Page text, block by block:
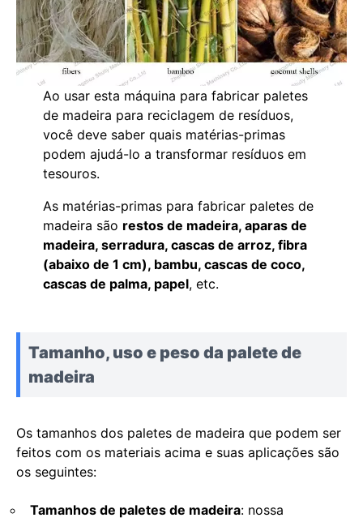
Ao usar esta máquina para fabricar paletes
de madeira para reciclagem de resíduos,
você deve saber quais matérias-primas
podem ajudá-lo a transformar resíduos em
tesouros.
As matérias-primas para fabricar paletes de
madeira são restos de madeira, aparas de
madeira, serradura, cascas de arroz, fibra
(abaixo de 1 cm), bambu, cascas de coco,
cascas de palma, papel, etc.
Tamanho, uso e peso da palete de
madeira
Os tamanhos dos paletes de madeira que podem ser
feitos com os materiais acima e suas aplicações são
os seguintes:
Tamanhos de paletes de madeira: nossa